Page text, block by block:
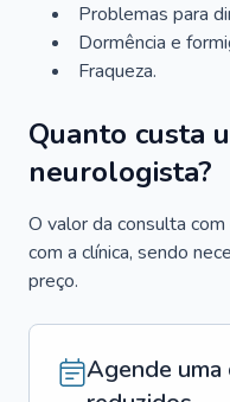
Problemas para
Dormência e
Fraqueza.
Quanto custa
neurologista?
O valor da consulta
com a clínica, sendo
preço.
Agende uma